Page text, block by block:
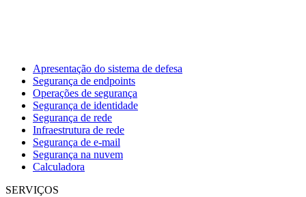
Apresentação do sistema de defesa
Segurança de endpoints
Operações de segurança
Segurança de identidade
Segurança de rede
Infraestrutura de rede
Segurança de e-mail
Segurança na nuvem
Calculadora
SERVIÇOS